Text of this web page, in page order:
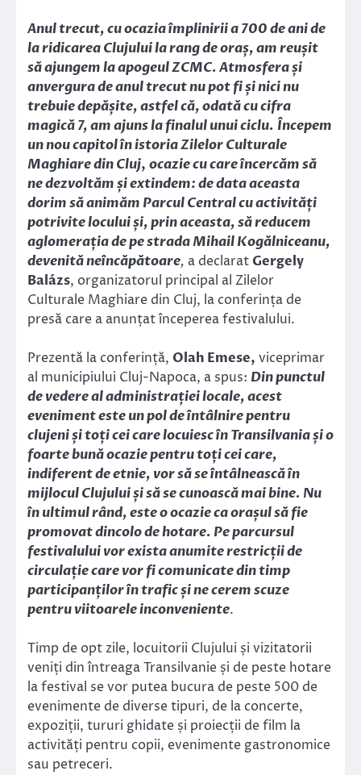
Anul trecut, cu ocazia împlinirii a 700 de ani de
la ridicarea Clujului la rang de oraș, am reușit
să ajungem la apogeul ZCMC. Atmosfera și
anvergura de anul trecut nu pot fi și nici nu
trebuie depășite, astfel că, odată cu cifra
magică 7, am ajuns la finalul unui ciclu. Începem
un nou capitol în istoria Zilelor Culturale
Maghiare din Cluj, ocazie cu care încercăm să
ne dezvoltăm și extindem: de data aceasta
dorim să animăm Parcul Central cu activități
potrivite locului și, prin aceasta, să reducem
aglomerația de pe strada Mihail Kogălniceanu,
devenită neîncăpătoare, a declarat Gergely
Balázs, organizatorul principal al Zilelor
Culturale Maghiare din Cluj, la conferința de
presă care a anunțat începerea festivalului.
Prezentă la conferință, Olah Emese, viceprimar
al municipiului Cluj-Napoca, a spus: Din punctul
de vedere al administrației locale, acest
eveniment este un pol de întâlnire pentru
clujeni și toți cei care locuiesc în Transilvania și o
foarte bună ocazie pentru toți cei care,
indiferent de etnie, vor să se întâlnească în
mijlocul Clujului și să se cunoască mai bine. Nu
în ultimul rând, este o ocazie ca orașul să fie
promovat dincolo de hotare. Pe parcursul
festivalului vor exista anumite restricții de
circulație care vor fi comunicate din timp
participanților în trafic și ne cerem scuze
pentru viitoarele inconveniente.
Timp de opt zile, locuitorii Clujului și vizitatorii
veniți din întreaga Transilvanie și de peste hotare
la festival se vor putea bucura de peste 500 de
evenimente de diverse tipuri, de la concerte,
expoziții, tururi ghidate și proiecții de film la
activități pentru copii, evenimente gastronomice
sau petreceri.